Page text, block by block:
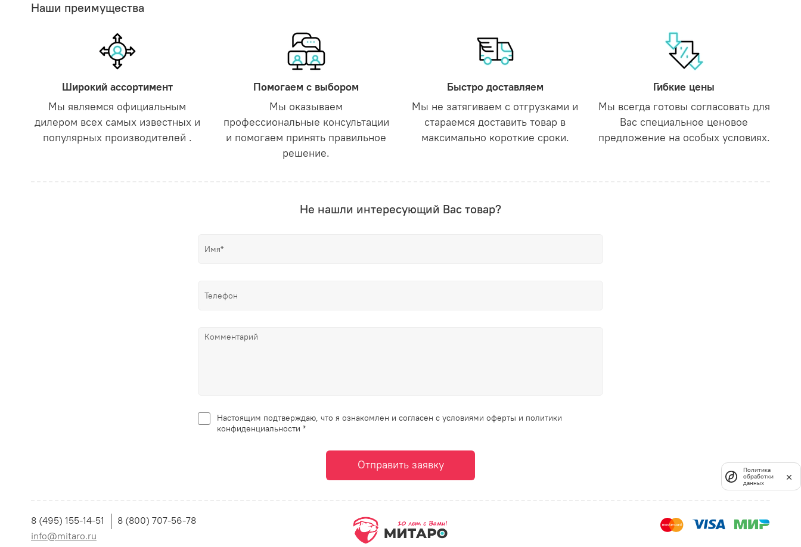
Наши преимущества
Широкий ассортимент
Мы являемся официальным
дилером всех самых известных и
популярных производителей .
Помогаем с выбором
Мы оказываем
профессиональные консультации
и помогаем принять правильное
решение.
Быстро доставляем
Мы не затягиваем с отгрузками и
стараемся доставить товар в
максимально короткие сроки.
Гибкие цены
Мы всегда готовы согласовать для
Вас специальное ценовое
предложение на особых условиях.
Не нашли интересующий Вас товар?
Настоящим подтверждаю, что я ознакомлен и согласен с условиями оферты и политики
конфиденциальности *
Отправить заявку
8 (495) 155-14-51
8 (800) 707-56-78
info@mitaro.ru
Политика
обработки
данных